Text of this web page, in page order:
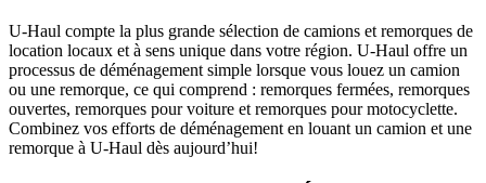
U-Haul compte la plus grande sélection de camions et remorques de
location locaux et à sens unique dans votre région. U-Haul offre un
processus de déménagement simple lorsque vous louez un camion
ou une remorque, ce qui comprend : remorques fermées, remorques
ouvertes, remorques pour voiture et remorques pour motocyclette.
Combinez vos efforts de déménagement en louant un camion et une
remorque à U-Haul dès aujourd’hui!